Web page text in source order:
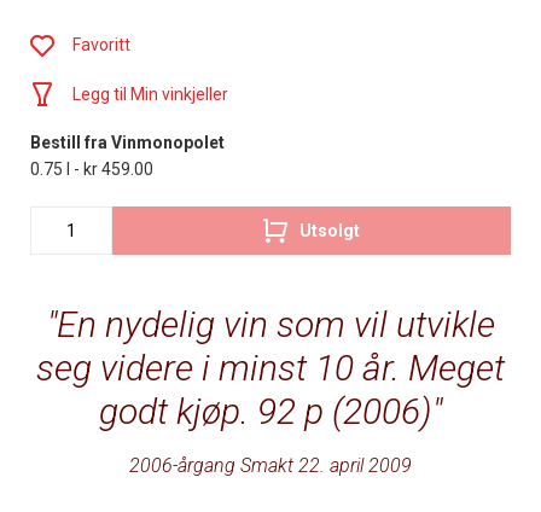
En nydelig vin som vil utvikle
seg videre i minst 10 år. Meget
godt kjøp. 92 p (2006)
2006-årgang Smakt 22. april 2009
Favoritt
Legg til Min vinkjeller
Bestill fra Vinmonopolet
0.75 l - kr 459.00
Utsolgt